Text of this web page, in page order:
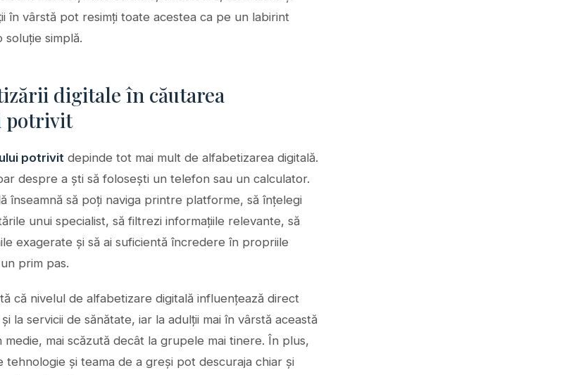
în vârstă pot resimți toate acestea ca pe un labirint
simplă.
digitale în căutarea
potrivit
potrivit depinde tot mai mult de alfabetizarea digitală.
despre a ști să folosești un telefon sau un calculator.
înseamnă să poți naviga printre platforme, să înțelegi
unui specialist, să filtrezi informațiile relevante, să
exagerate și să ai suficientă încredere în propriile
prim pas.
că nivelul de alfabetizare digitală influențează direct
la servicii de sănătate, iar la adulții mai în vârstă această
mai scăzută decât la grupele mai tinere. În plus,
tehnologie și teama de a greși pot descuraja chiar și